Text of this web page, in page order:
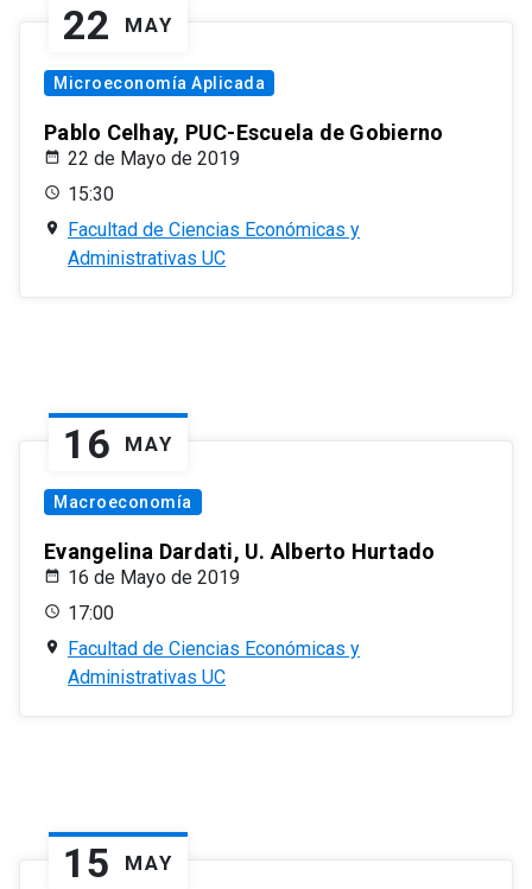
22 MAY
Microeconomía Aplicada
Pablo Celhay, PUC-Escuela de Gobierno
22 de Mayo de 2019
15:30
Facultad de Ciencias Económicas y
Administrativas UC
16 MAY
Macroeconomía
Evangelina Dardati, U. Alberto Hurtado
16 de Mayo de 2019
17:00
Facultad de Ciencias Económicas y
Administrativas UC
15 MAY